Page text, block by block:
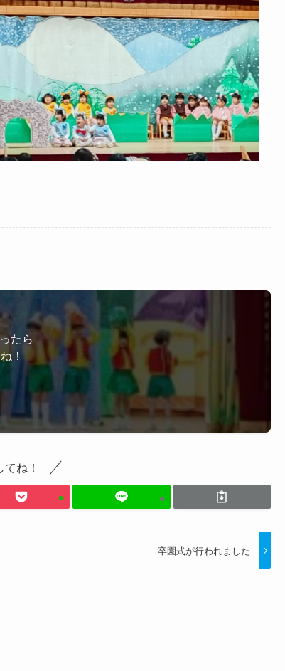
たら
！
ね！
卒園式が行われました